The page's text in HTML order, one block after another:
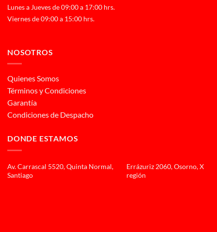
Lunes a Jueves de 09:00 a 17:00 hrs.
Viernes de 09:00 a 15:00 hrs.
NOSOTROS
Quienes Somos
Términos y Condiciones
Garantía
Condiciones de Despacho
DONDE ESTAMOS
Av. Carrascal 5520, Quinta Normal,
Santiago
Errázuriz 2060, Osorno, X
región